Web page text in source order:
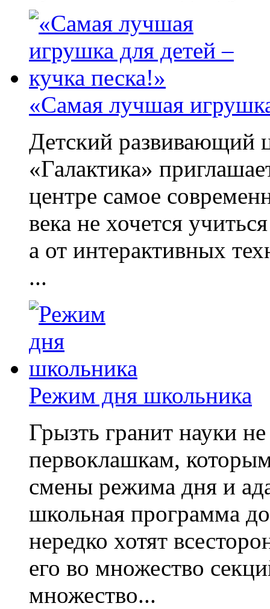
«Самая лучшая
Детский развивающий
«Галактика»
центре самое
века не хочется
а от интерактивных
...
Режим дня школьника
Грызть гранит науки
первоклашкам,
смены режима дня и
школьная программа
нередко хотят
его во множество
множество...